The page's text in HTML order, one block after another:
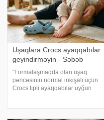
Uşaqlara Crocs ayaqqabılar
geyindirməyin - Səbəb
"Formalaşmaqda olan uşaq
pəncəsinin normal inkişafı üçün
Crocs tipli ayaqqabılar uyğun